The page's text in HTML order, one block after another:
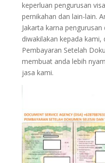
keperluan pengurusan
pernikahan dan lain-lain.
Jakarta karna
diwakilakan kepada kami,
Pembayaran Setelah
membuat anda lebih
jasa kami.